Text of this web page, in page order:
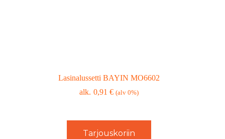
Lasinalussetti BAYIN MO6602
0,91€ (alv 0%)
Tarjouskoriin